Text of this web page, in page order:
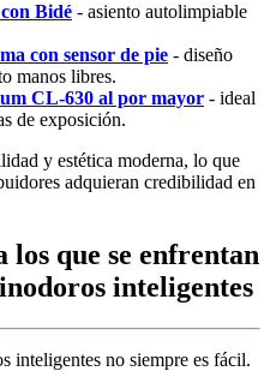
Bidé - asiento autolimpiable
con sensor de pie - diseño
manos libres.
CL-630 al por mayor - ideal
de exposición.
y estética moderna, lo que
adquieran credibilidad en
los que se enfrentan
inteligentes
inteligentes no siempre es fácil.